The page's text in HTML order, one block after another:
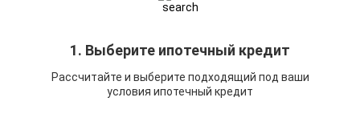
1. Выберите ипотечный кредит
Рассчитайте и выберите подходящий под ваши
условия ипотечный кредит